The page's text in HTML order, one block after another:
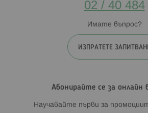
02 / 40 484
Имате въпрос?
ИЗПРАТЕТЕ
Абонирайте се за онлайн
Научавайте първи за